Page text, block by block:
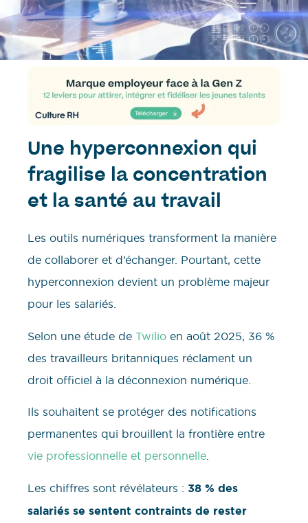
Une hyperconnexion qui
fragilise la concentration
et la santé au travail
Les outils numériques transforment la manière
de collaborer et d’échanger. Pourtant, cette
hyperconnexion devient un problème majeur
pour les salariés.
Selon une étude de Twilio en août 2025, 36 %
des travailleurs britanniques réclament un
droit officiel à la déconnexion numérique.
Ils souhaitent se protéger des notifications
permanentes qui brouillent la frontière entre
vie professionnelle et personnelle.
Les chiffres sont révélateurs : 38 % des
salariés se sentent contraints de rester